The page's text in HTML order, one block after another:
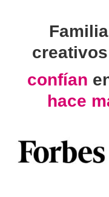
confían
hace